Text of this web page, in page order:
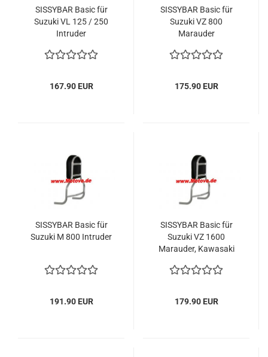
SISSYBAR Basic für
Suzuki VL 125 / 250
Intruder
167.90 EUR
SISSYBAR Basic für
Suzuki VZ 800
Marauder
175.90 EUR
SISSYBAR Basic für
Suzuki M 800 Intruder
191.90 EUR
SISSYBAR Basic für
Suzuki VZ 1600
Marauder, Kawasaki
Streak
179.90 EUR